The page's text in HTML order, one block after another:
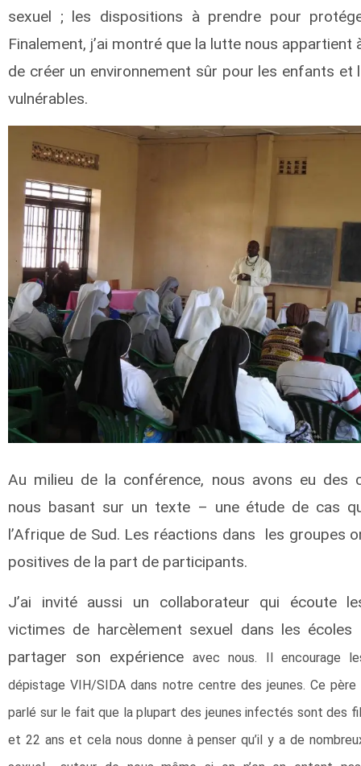
sexuel ; les dispositions à prendre pour
Finalement, j’ai montré que la lutte nous appartient
de créer un environnement sûr pour les enfants et
vulnérables.
Au milieu de la conférence, nous avons eu des
nous basant sur un texte – une étude de cas
l’Afrique de Sud. Les réactions dans les groupes
positives de la part de participants.
J’ai invité aussi un collaborateur qui écoute
victimes de harcèlement sexuel dans les écoles
partager son expérienceavec nous. Il encourage
dépistage VIH/SIDA dans notre centre des jeunes. Ce
parlé sur le fait que la plupart des jeunes infectés sont des
et 22 ans et cela nous donne à penser qu’il y a de